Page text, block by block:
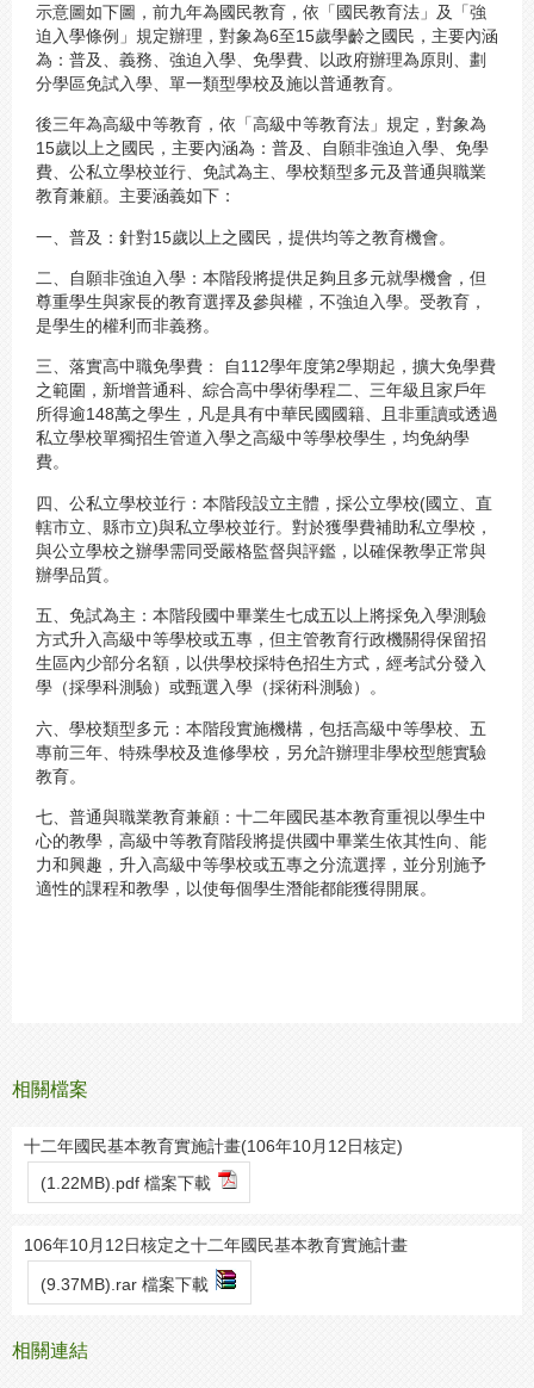
示意圖如下圖，前九年為國民教育，依「國民教育法」及「強
迫入學條例」規定辦理，對象為6至15歲學齡之國民，主要內涵
為：普及、義務、強迫入學、免學費、以政府辦理為原則、劃
分學區免試入學、單一類型學校及施以普通教育。
後三年為高級中等教育，依「高級中等教育法」規定，對象為
15歲以上之國民，主要內涵為：普及、自願非強迫入學、免學
費、公私立學校並行、免試為主、學校類型多元及普通與職業
教育兼顧。主要涵義如下：
一、普及：針對15歲以上之國民，提供均等之教育機會。
二、自願非強迫入學：本階段將提供足夠且多元就學機會，但
尊重學生與家長的教育選擇及參與權，不強迫入學。受教育，
是學生的權利而非義務。
三、落實高中職免學費 ：
自112學年度第2學期起，擴大免學費
之範圍，新增普通科、綜合高中學術學程二、三年級且家戶年
所得逾148萬之學生，凡是具有中華民國國籍、且非重讀或透過
私立學校單獨招生管道入學之高級中等學校學生，均免納學
費。
四、公私立學校並行：本階段設立主體，採公立學校(國立、直
轄市立、縣市立)與私立學校並行。對於獲學費補助私立學校，
與公立學校之辦學需同受嚴格監督與評鑑，以確保教學正常與
辦學品質。
五、免試為主：本階段國中畢業生七成五以上將採免入學測驗
方式升入高級中等學校或五專，但主管教育行政機關得保留招
生區內少部分名額，以供學校採特色招生方式，經考試分發入
學（採學科測驗）或甄選入學（採術科測驗）。
六、學校類型多元：本階段實施機構，包括高級中等學校、五
專前三年、特殊學校及進修學校，另允許辦理非學校型態實驗
教育。
七、普通與職業教育兼顧：十二年國民基本教育重視以學生中
心的教學，高級中等教育階段將提供國中畢業生依其性向、能
力和興趣，升入高級中等學校或五專之分流選擇，並分別施予
適性的課程和教學，以使每個學生潛能都能獲得開展。
相關檔案
十二年國民基本教育實施計畫(106年10月12日核定)
(1.22MB).pdf 檔案下載
106年10月12日核定之十二年國民基本教育實施計畫
(9.37MB).rar 檔案下載
相關連結